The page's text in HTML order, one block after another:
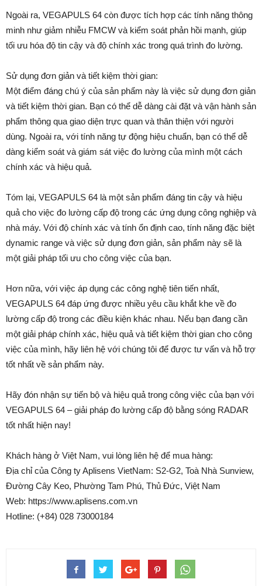
Ngoài ra, VEGAPULS 64 còn được tích hợp các tính năng thông
minh như giảm nhiễu FMCW và kiểm soát phản hồi mạnh, giúp
tối ưu hóa độ tin cậy và độ chính xác trong quá trình đo lường.
Sử dụng đơn giản và tiết kiệm thời gian:
Một điểm đáng chú ý của sản phẩm này là việc sử dụng đơn giản
và tiết kiệm thời gian. Bạn có thể dễ dàng cài đặt và vận hành sản
phẩm thông qua giao diện trực quan và thân thiện với người
dùng. Ngoài ra, với tính năng tự động hiệu chuẩn, bạn có thể dễ
dàng kiểm soát và giám sát việc đo lường của mình một cách
chính xác và hiệu quả.
Tóm lại, VEGAPULS 64 là một sản phẩm đáng tin cậy và hiệu
quả cho việc đo lường cấp độ trong các ứng dụng công nghiệp và
nhà máy. Với độ chính xác và tính ổn định cao, tính năng đặc biệt
dynamic range và việc sử dụng đơn giản, sản phẩm này sẽ là
một giải pháp tối ưu cho công việc của bạn.
Hơn nữa, với việc áp dụng các công nghệ tiên tiến nhất,
VEGAPULS 64 đáp ứng được nhiều yêu cầu khắt khe về đo
lường cấp độ trong các điều kiện khác nhau. Nếu bạn đang cần
một giải pháp chính xác, hiệu quả và tiết kiệm thời gian cho công
việc của mình, hãy liên hệ với chúng tôi để được tư vấn và hỗ trợ
tốt nhất về sản phẩm này.
Hãy đón nhận sự tiến bộ và hiệu quả trong công việc của bạn với
VEGAPULS 64 – giải pháp đo lường cấp độ bằng sóng RADAR
tốt nhất hiện nay!
Khách hàng ở Việt Nam, vui lòng liên hệ để mua hàng:
Địa chỉ của Công ty Aplisens VietNam: S2-G2, Toà Nhà Sunview,
Đường Cây Keo, Phường Tam Phú, Thủ Đức, Việt Nam
Web: https://www.aplisens.com.vn
Hotline: (+84) 028 73000184